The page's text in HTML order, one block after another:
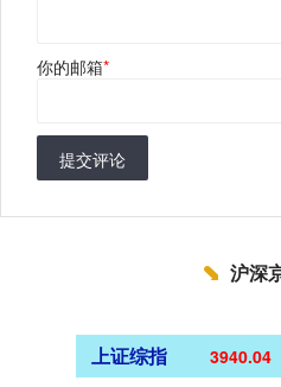
你的邮箱*
提交评论
沪深
上证综指 3940.04